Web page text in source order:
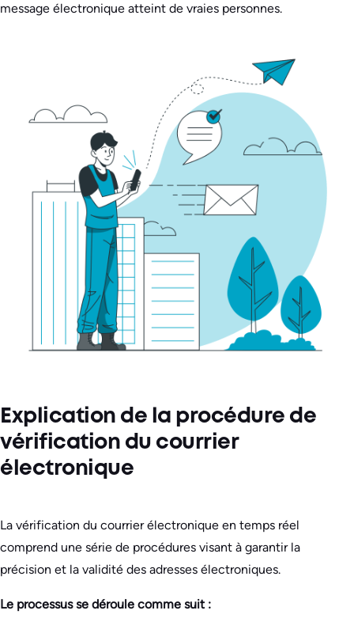
message électronique atteint de vraies personnes.
Explication de la procédure de
vérification du courrier
électronique
La vérification du courrier électronique en temps réel
comprend une série de procédures visant à garantir la
précision et la validité des adresses électroniques.
Le processus se déroule comme suit :